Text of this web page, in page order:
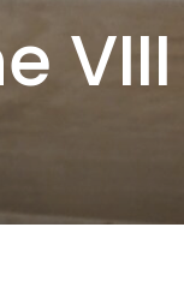
VIII